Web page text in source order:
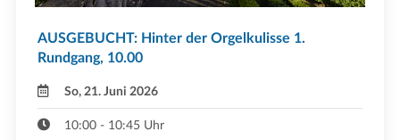
AUSGEBUCHT: Hinter der Orgelkulisse 1.
Rundgang, 10.00
So, 21. Juni 2026
10:00 - 10:45 Uhr